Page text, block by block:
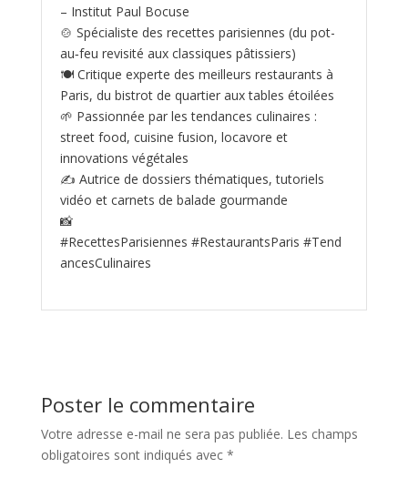
– Institut Paul Bocuse
🍲 Spécialiste des recettes parisiennes (du pot-
au‑feu revisité aux classiques pâtissiers)
🍽️ Critique experte des meilleurs restaurants à
Paris, du bistrot de quartier aux tables étoilées
🌱 Passionnée par les tendances culinaires :
street food, cuisine fusion, locavore et
innovations végétales
✍️ Autrice de dossiers thématiques, tutoriels
vidéo et carnets de balade gourmande
📸
#RecettesParisiennes #RestaurantsParis #Tend
ancesCulinaires
Poster le commentaire
Votre adresse e-mail ne sera pas publiée. Les champs
obligatoires sont indiqués avec *